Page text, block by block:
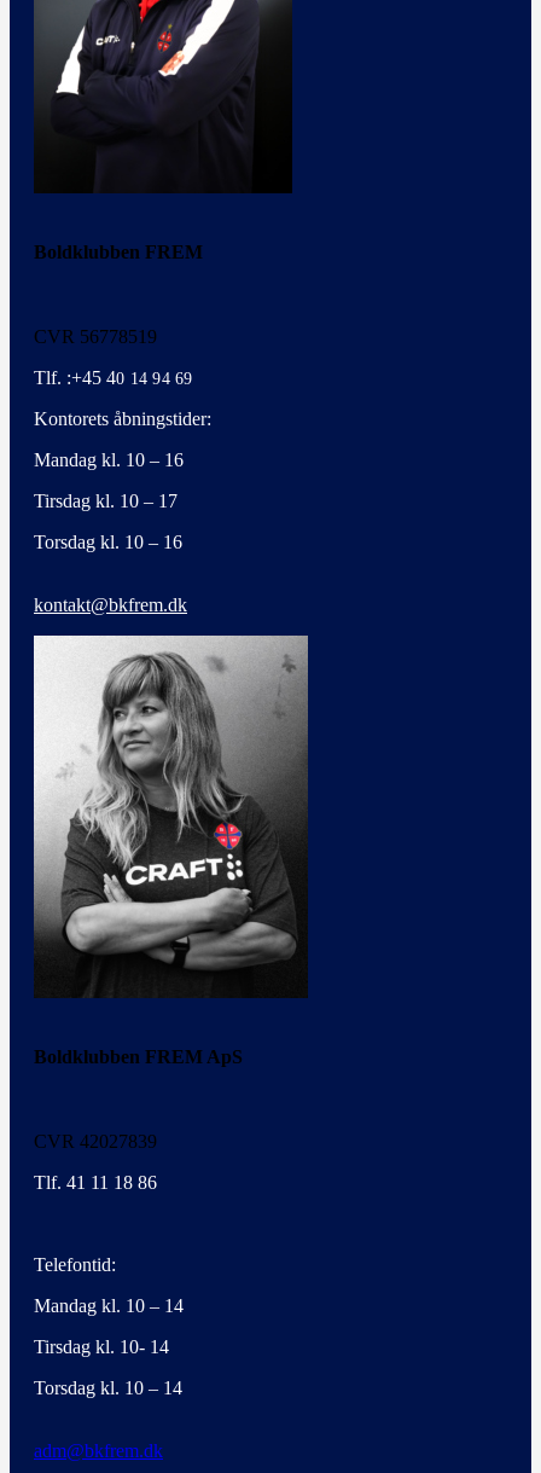
Boldklubben FREM
CVR 56778519
Tlf. :+45 40 14 94 69
Kontorets åbningstider:
Mandag kl. 10 – 16
Tirsdag kl. 10 – 17
Torsdag kl. 10 – 16
kontakt@bkfrem.dk
Boldklubben FREM ApS
CVR 42027839
Tlf. 41 11 18 86
Telefontid:
Mandag kl. 10 – 14
Tirsdag kl. 10- 14
Torsdag kl. 10 – 14
adm@bkfrem.dk